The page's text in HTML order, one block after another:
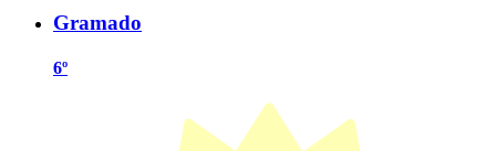
Gramado
6º